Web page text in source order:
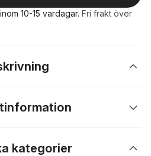
inom 10-15 vardagar. Fri frakt över
kategorier